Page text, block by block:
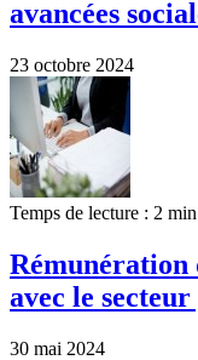
avancées
23 octobre 2024
Temps de lecture : 2
Rémunération
avec le
30 mai 2024